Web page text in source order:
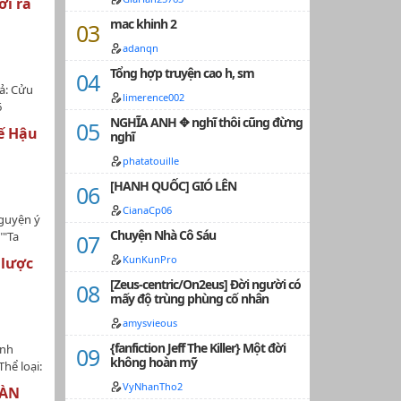
có sử
Cửu
sư.Nội
vỡ
Hàm
thời
Hậu
ý
giai
lịch
(
lịch
lược
loại:
H,
mac khinh 2
adanqn
Tổng hợp truyện cao h, sm
limerence002
NGHĨA ANH ✥ nghĩ thôi cũng đừng
nghĩ
phatatouille
[HANH QUỐC] GIÓ LÊN
CianaCp06
Chuyện Nhà Cô Sáu
KunKunPro
[Zeus-centric/On2eus] Đời người có
mấy độ trùng phùng cố nhân
amysvieous
{fanfiction Jeff The Killer} Một đời
không hoàn mỹ
VyNhanTho2